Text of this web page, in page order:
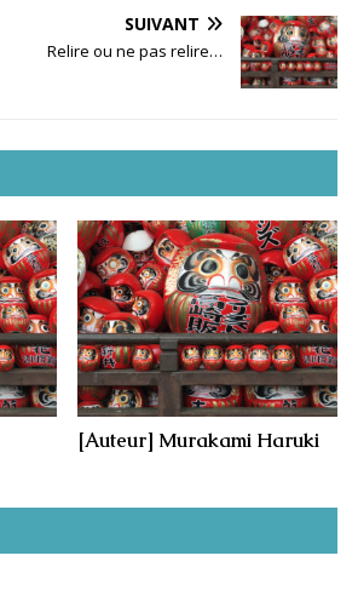
SUIVANT
Relire ou ne pas relire…
[Auteur] Murakami Haruki